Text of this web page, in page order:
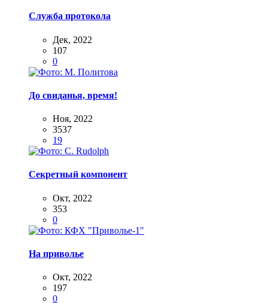
Служба протокола
Дек, 2022
107
0
До свиданья, время!
Ноя, 2022
3537
19
Секретный компонент
Окт, 2022
353
0
На приволье
Окт, 2022
197
0